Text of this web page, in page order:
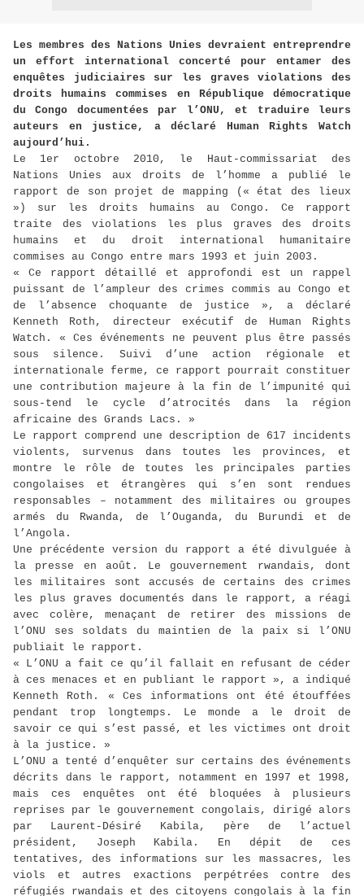
Les membres des Nations Unies devraient entreprendre
un effort international concerté pour entamer des
enquêtes judiciaires sur les graves violations des
droits humains commises en République démocratique
du Congo documentées par l’ONU, et traduire leurs
auteurs en justice, a déclaré Human Rights Watch
aujourd’hui.
Le 1er octobre 2010, le Haut-commissariat des
Nations Unies aux droits de l’homme a publié le
rapport de son projet de mapping (« état des lieux
») sur les droits humains au Congo. Ce rapport
traite des violations les plus graves des droits
humains et du droit international humanitaire
commises au Congo entre mars 1993 et juin 2003.
« Ce rapport détaillé et approfondi est un rappel
puissant de l’ampleur des crimes commis au Congo et
de l’absence choquante de justice », a déclaré
Kenneth Roth, directeur exécutif de Human Rights
Watch. « Ces événements ne peuvent plus être passés
sous silence. Suivi d’une action régionale et
internationale ferme, ce rapport pourrait constituer
une contribution majeure à la fin de l’impunité qui
sous-tend le cycle d’atrocités dans la région
africaine des Grands Lacs. »
Le rapport comprend une description de 617 incidents
violents, survenus dans toutes les provinces, et
montre le rôle de toutes les principales parties
congolaises et étrangères qui s’en sont rendues
responsables – notamment des militaires ou groupes
armés du Rwanda, de l’Ouganda, du Burundi et de
l’Angola.
Une précédente version du rapport a été divulguée à
la presse en août. Le gouvernement rwandais, dont
les militaires sont accusés de certains des crimes
les plus graves documentés dans le rapport, a réagi
avec colère, menaçant de retirer des missions de
l’ONU ses soldats du maintien de la paix si l’ONU
publiait le rapport.
« L’ONU a fait ce qu’il fallait en refusant de céder
à ces menaces et en publiant le rapport », a indiqué
Kenneth Roth. « Ces informations ont été étouffées
pendant trop longtemps. Le monde a le droit de
savoir ce qui s’est passé, et les victimes ont droit
à la justice. »
L’ONU a tenté d’enquêter sur certains des événements
décrits dans le rapport, notamment en 1997 et 1998,
mais ces enquêtes ont été bloquées à plusieurs
reprises par le gouvernement congolais, dirigé alors
par Laurent-Désiré Kabila, père de l’actuel
président, Joseph Kabila. En dépit de ces
tentatives, des informations sur les massacres, les
viols et autres exactions perpétrées contre des
réfugiés rwandais et des citoyens congolais à la fin